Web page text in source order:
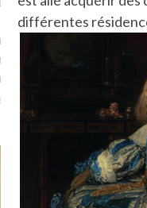
je t'aime, my little bassin
comment ? "
je ne parle presque que
différentes